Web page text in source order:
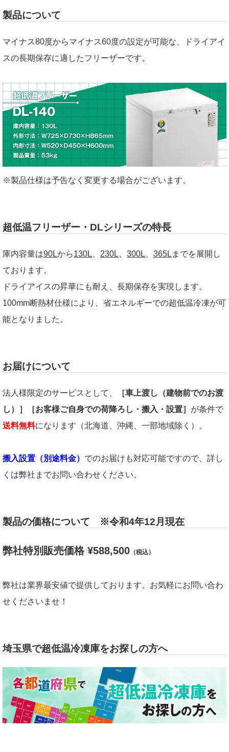
製品について
マイナス80度からマイナス60度の設定が可能な、ドライアイ
スの長期保存に適したフリーザーです。
※製品仕様は予告なく変更する場合がございます。
超低温フリーザー・DLシリーズの特長
庫内容量は90Lから130L、 230L、 300L、 365Lまでを展開し
ております。
ドライアイスの昇華にも耐え、長期保存を実現します。
100mm断熱材仕様により、省エネルギーでの超低温冷凍が可
能となりました。
お届けについて
法人様限定のサービスとして、
［車上渡し（建物前でのお渡
し）］［お客様ご自身での荷降ろし・搬入・設置］ が条件で
送料無料になります（北海道、沖縄、一部地域除く）。
搬入設置（別途料金） でのお届けも対応可能ですので、詳し
くは弊社までお問い合わせください。
製品の価格について ※令和4年12月現在
弊社特別販売価格 ¥588,500 （税込）
弊社は業界最安値で提供しております。お気軽にお問い合わ
せくださいませ！
埼玉県で超低温冷凍庫をお探しの方へ